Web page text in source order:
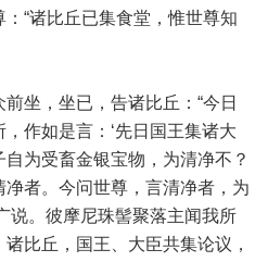
“诸比丘已集食堂，惟世尊知
坐，坐已，告诸比丘：“今日
作如是言：‘先日国王集诸大
为受畜金银宝物，为清净不？
者。今问世尊，言清净者，为
说。彼摩尼珠髻聚落主闻我所
比丘，国王、大臣共集论议，